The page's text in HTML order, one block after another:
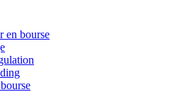
en bourse